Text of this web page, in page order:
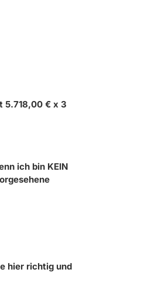
5.718,00 € x 3
ich bin KEIN
hier richtig und